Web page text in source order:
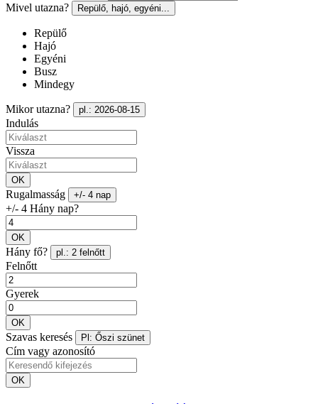
Mivel utazna?
Repülő, hajó, egyéni...
Repülő
Hajó
Egyéni
Busz
Mindegy
Mikor utazna? pl.: 2026-08-15
Indulás
Vissza
OK
Rugalmasság +/- 4 nap
+/- 4 Hány nap?
OK
Hány fő? pl.: 2 felnőtt
Felnőtt
Gyerek
OK
Szavas keresés Pl: Őszi szünet
Cím vagy azonosító
OK